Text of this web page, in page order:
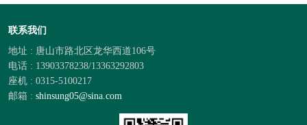
联系我们
地址 : 唐山市路北区龙华西道106号
电话 : 13903378238/13363292803
座机 : 0315-5100217
邮箱 : shinsung05@sina.com